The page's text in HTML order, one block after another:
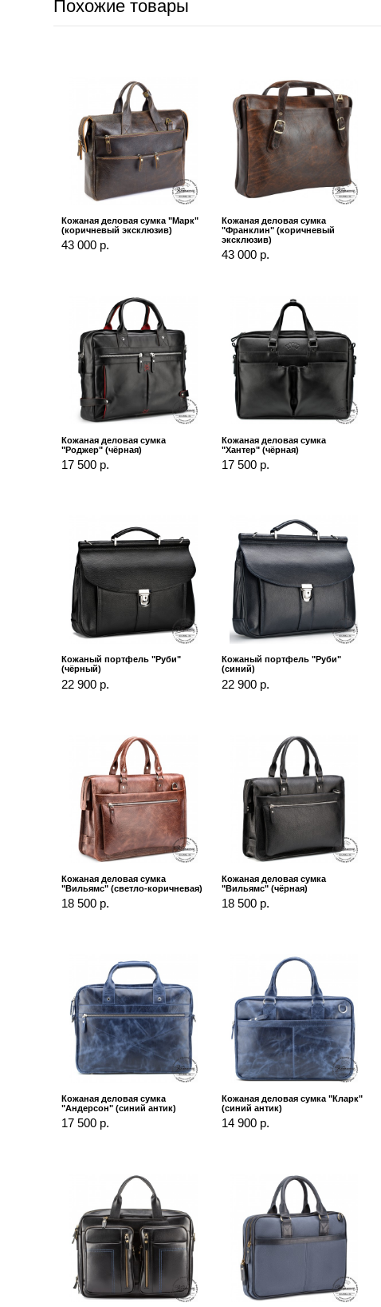
Похожие товары
Кожаная деловая сумка "Марк"
(коричневый эксклюзив)
43 000 р.
Кожаная деловая сумка
"Франклин" (коричневый
эксклюзив)
43 000 р.
Кожаная деловая сумка
"Роджер" (чёрная)
17 500 р.
Кожаная деловая сумка
"Хантер" (чёрная)
17 500 р.
Кожаный портфель "Руби"
(чёрный)
22 900 р.
Кожаный портфель "Руби"
(синий)
22 900 р.
Кожаная деловая сумка
"Вильямс" (светло-коричневая)
18 500 р.
Кожаная деловая сумка
"Вильямс" (чёрная)
18 500 р.
Кожаная деловая сумка
"Андерсон" (синий антик)
17 500 р.
Кожаная деловая сумка "Кларк"
(синий антик)
14 900 р.